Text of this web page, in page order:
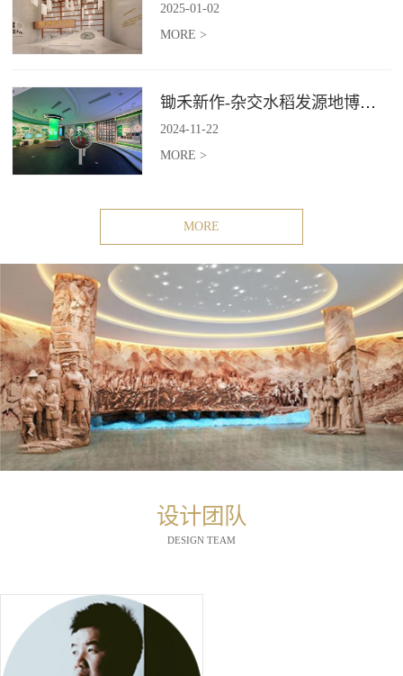
2025-01 -02
MORE >
锄禾新作-杂交水稻发源地博物苑，欢迎前去打卡体验
2024-11 -22
MORE >
MORE
设计团队
DESIGN TEAM